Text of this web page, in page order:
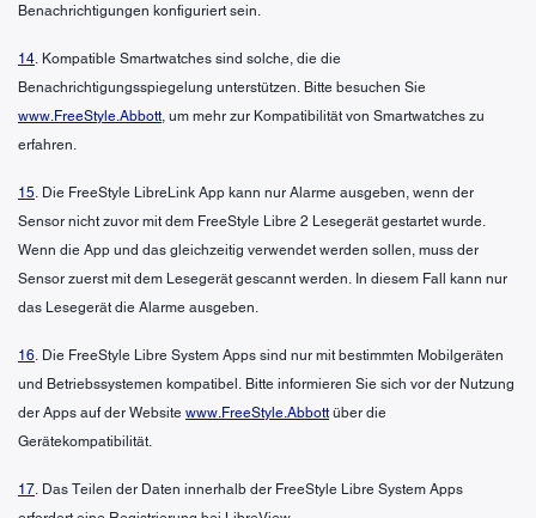
Benachrichtigungen konfiguriert sein.
14 . Kompatible Smartwatches sind solche, die die
Benachrichtigungsspiegelung unterstützen. Bitte besuchen Sie
www.FreeStyle.Abbott , um mehr zur Kompatibilität von Smartwatches zu
erfahren.
15 . Die FreeStyle LibreLink App kann nur Alarme ausgeben, wenn der
Sensor nicht zuvor mit dem FreeStyle Libre 2 Lesegerät gestartet wurde.
Wenn die App und das gleichzeitig verwendet werden sollen, muss der
Sensor zuerst mit dem Lesegerät gescannt werden. In diesem Fall kann nur
das Lesegerät die Alarme ausgeben.
16 . Die FreeStyle Libre System Apps sind nur mit bestimmten Mobilgeräten
und Betriebssystemen kompatibel. Bitte informieren Sie sich vor der Nutzung
der Apps auf der Website www.FreeStyle.Abbott über die
Gerätekompatibilität.
17 . Das Teilen der Daten innerhalb der FreeStyle Libre System Apps